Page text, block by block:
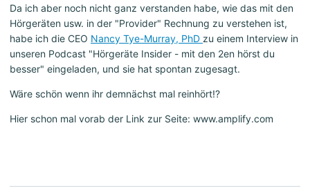
Da ich aber noch nicht ganz verstanden habe, wie das mit den
Hörgeräten usw. in der "Provider" Rechnung zu verstehen ist,
habe ich die CEO Nancy Tye-Murray, PhD zu einem Interview in
unseren Podcast "Hörgeräte Insider - mit den 2en hörst du
besser" eingeladen, und sie hat spontan zugesagt.
Wäre schön wenn ihr demnächst mal reinhört!?
Hier schon mal vorab der Link zur Seite: www.amplify.com